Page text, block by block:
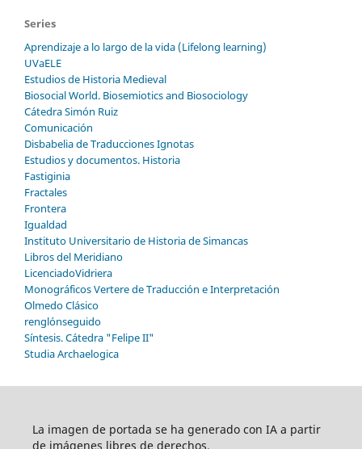
Series
Aprendizaje a lo largo de la vida (Lifelong learning)
UVaELE
Estudios de Historia Medieval
Biosocial World. Biosemiotics and Biosociology
Cátedra Simón Ruiz
Comunicación
Disbabelia de Traducciones Ignotas
Estudios y documentos. Historia
Fastiginia
Fractales
Frontera
Igualdad
Instituto Universitario de Historia de Simancas
Libros del Meridiano
LicenciadoVidriera
Monográficos Vertere de Traducción e Interpretación
Olmedo Clásico
renglónseguido
Síntesis. Cátedra "Felipe II"
Studia Archaelogica
La imagen de portada se ha generado con IA a partir
de imágenes libres de derechos.